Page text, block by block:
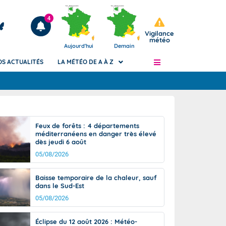
Articles
4
Aujourd'hui Demain
Vigilance
météo
de
Phénomènes dangereux de J+2 à J+7
Avertissement pluies intenses à l'échelle
des communes (Apic)
Bulletins Marine
Bulletins d'estimation du risque
d'avalanche
Météo des forêts
Vigicrues
ACTUALITÉS LA MÉTÉO DE A À Z
Feux de forêts : 4 départements
méditerranéens en danger très élevé
dès jeudi 6 août
05/08/2026
Baisse temporaire de la chaleur, sauf
dans le Sud-Est
05/08/2026
Éclipse du 12 août 2026 : Météo-